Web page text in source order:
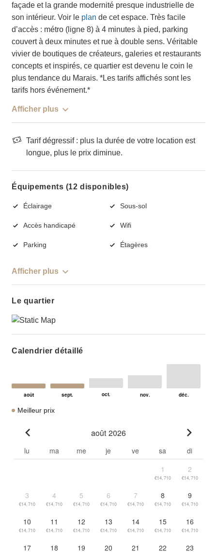
façade et la grande modernité presque industrielle de
son intérieur. Voir le plan de cet espace. Très facile
d’accès : métro (ligne 8) à 4 minutes à pied, parking
couvert à deux minutes et rue à double sens. Véritable
vivier de boutiques de créateurs, galeries et restaurants
concepts et inspirés, ce quartier est devenu le coin le
plus tendance du Marais. *Les tarifs affichés sont les
tarifs hors événement.*
Afficher plus
Tarif dégressif : plus la durée de votre location est
longue, plus le prix diminue.
Équipements (12 disponibles)
Éclairage Sous-sol
Accès handicapé Wifi
Parking Étagères
Afficher plus
Le quartier
Calendrier détaillé
Meilleur prix
août 2026
lu ma me je ve sa
di
1
€14,710
2
€14,710
3
€14,710
4
€14,710
5
€14,710
6
€14,710
7
€14,710
8
€14,710
9
€14,710
10
€14,710
11
€14,710
12
€14,710
13
€14,710
14
€14,710
15
€14,710
16
€14,710
17 18 19 20 21 22 23